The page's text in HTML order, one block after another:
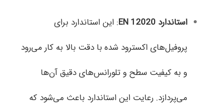
استاندارد
: این استاندارد برای
پروفیل‌های اکسترود شده با دقت بالا به کار می‌رود
و به کیفیت سطح و تلورانس‌های دقیق آن‌ها
می‌پردازد. رعایت این استاندارد باعث می‌شود که